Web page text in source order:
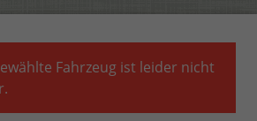
Fahrzeug ist leider nicht